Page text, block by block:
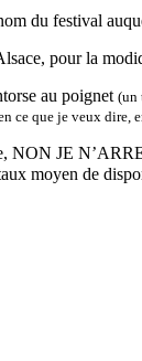
du festival
pour la
au poignet (un
ce que je veux dire,
NON JE
moyen de